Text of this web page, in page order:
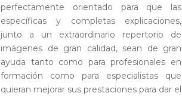
perfectamente orientado para que las
específicas y completas explicaciones,
junto a un extraordinario repertorio de
imágenes de gran calidad, sean de gran
ayuda tanto como para profesionales en
formación como para especialistas que
quieran mejorar sus prestaciones para dar el